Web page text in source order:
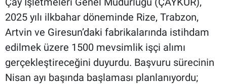
2025 yılı ilkbahar döneminde Rize, Trabzon,
Artvin ve Giresun’daki fabrikalarında istihdam
edilmek üzere 1500 mevsimlik işçi alımı
gerçekleştireceğini duyurdu. Başvuru sürecinin
Nisan ayı başında başlaması planlanıyordu;